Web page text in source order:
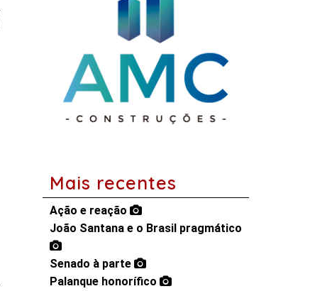
Mais recentes
Ação e reação
João Santana e o Brasil pragmático
Senado à parte
Palanque honorífico